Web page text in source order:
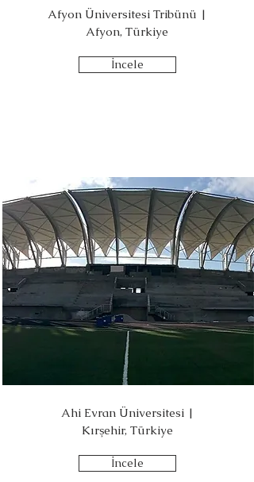
Afyon Üniversitesi Tribünü |
Afyon, Türkiye
İncele
Ahi Evran Üniversitesi |
Kırşehir, Türkiye
İncele